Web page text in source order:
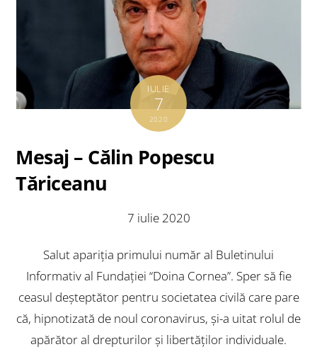
IULIE
7
2020
Mesaj – Călin Popescu
Tăriceanu
7 iulie 2020
Salut apariția primului număr al Buletinului
Informativ al Fundației “Doina Cornea”. Sper să fie
ceasul deșteptător pentru societatea civilă care pare
că, hipnotizată de noul coronavirus, și-a uitat rolul de
apărător al drepturilor și libertăților individuale.